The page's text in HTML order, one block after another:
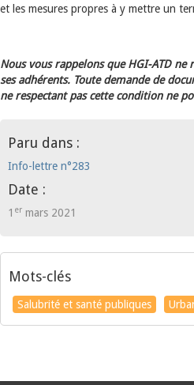
et les mesures propres à y mettre un
Nous vous rappelons que HGI-ATD
ses adhérents. Toute demande de
ne respectant pas cette condition ne
Paru dans :
Info-lettre n°283
Date :
1 er mars 2021
Mots-clés
Salubrité et santé publiques